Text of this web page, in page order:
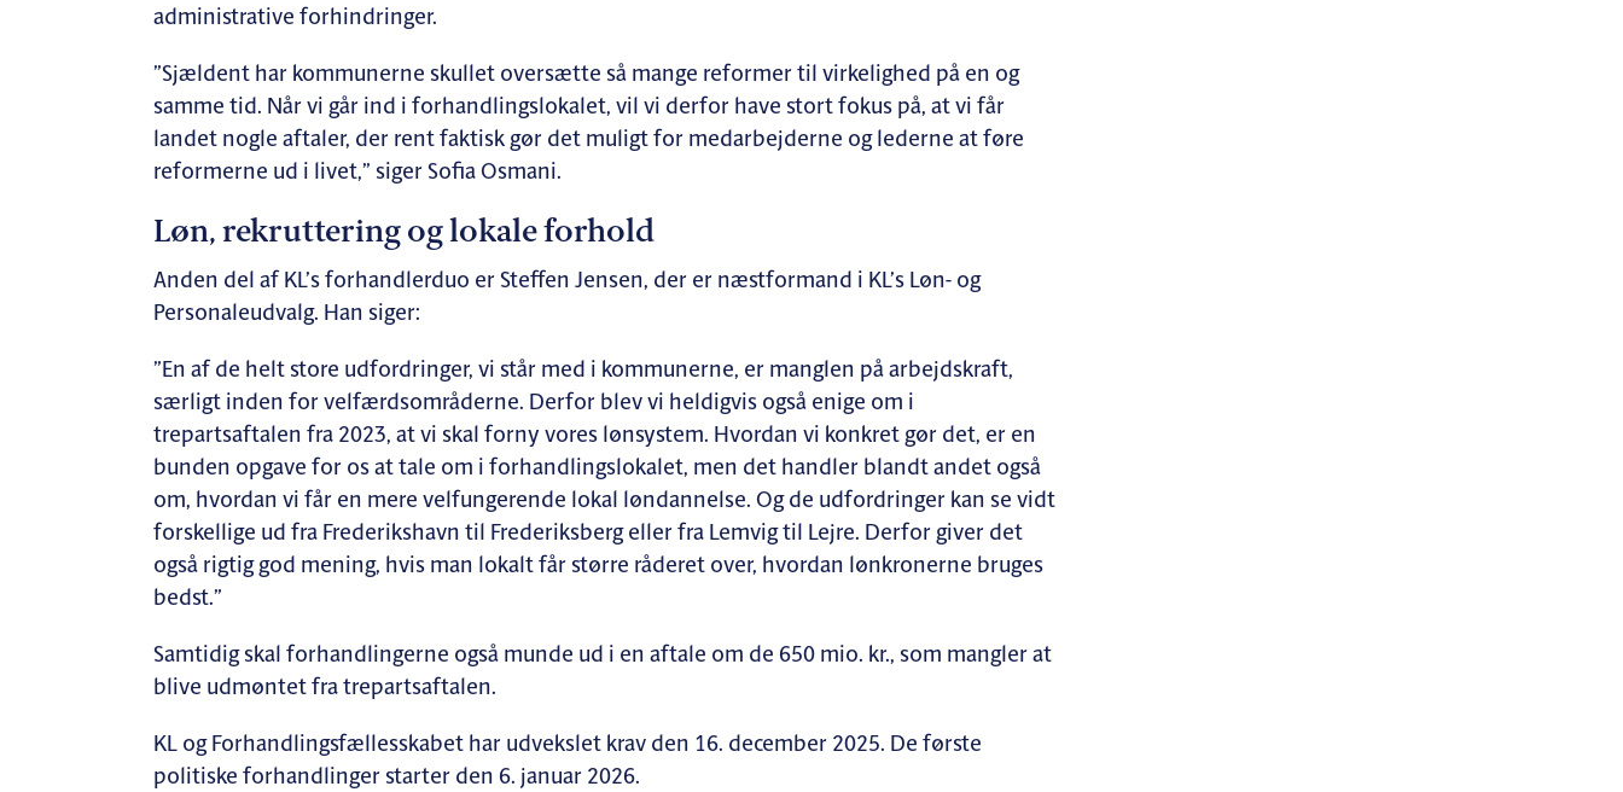
administrative forhindringer.
”Sjældent har kommunerne skullet oversætte så mange reformer til virkelighed på en og
samme tid. Når vi går ind i forhandlingslokalet, vil vi derfor have stort fokus på, at vi får
landet nogle aftaler, der rent faktisk gør det muligt for medarbejderne og lederne at føre
reformerne ud i livet,” siger Sofia Osmani.
Løn, rekruttering og lokale forhold
Anden del af KL’s forhandlerduo er Steffen Jensen, der er næstformand i KL’s Løn- og
Personaleudvalg. Han siger:
”En af de helt store udfordringer, vi står med i kommunerne, er manglen på arbejdskraft,
særligt inden for velfærdsområderne. Derfor blev vi heldigvis også enige om i
trepartsaftalen fra 2023, at vi skal forny vores lønsystem. Hvordan vi konkret gør det, er en
bunden opgave for os at tale om i forhandlingslokalet, men det handler blandt andet også
om, hvordan vi får en mere velfungerende lokal løndannelse. Og de udfordringer kan se vidt
forskellige ud fra Frederikshavn til Frederiksberg eller fra Lemvig til Lejre. Derfor giver det
også rigtig god mening, hvis man lokalt får større råderet over, hvordan lønkronerne bruges
bedst.”
Samtidig skal forhandlingerne også munde ud i en aftale om de 650 mio. kr., som mangler at
blive udmøntet fra trepartsaftalen.
KL og Forhandlingsfællesskabet har udvekslet krav den 16. december 2025. De første
politiske forhandlinger starter den 6. januar 2026.